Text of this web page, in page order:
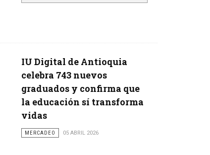
IU Digital de Antioquia
celebra 743 nuevos
graduados y confirma que
la educación sí transforma
vidas
MERCADEO 05 ABRIL 2026